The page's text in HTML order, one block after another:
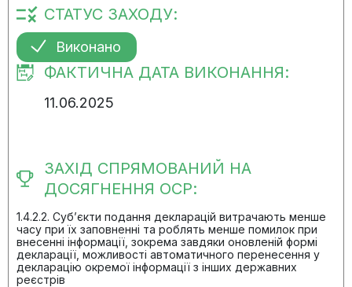
СТАТУС ЗАХОДУ:
Виконано
ФАКТИЧНА ДАТА ВИКОНАННЯ:
11.06.2025
ЗАХІД СПРЯМОВАНИЙ НА
ДОСЯГНЕННЯ ОСР:
1.4.2.2. Суб’єкти подання декларацій витрачають менше
часу при їх заповненні та роблять менше помилок при
внесенні інформації, зокрема завдяки оновленій формі
декларації, можливості автоматичного перенесення у
декларацію окремої інформації з інших державних
реєстрів